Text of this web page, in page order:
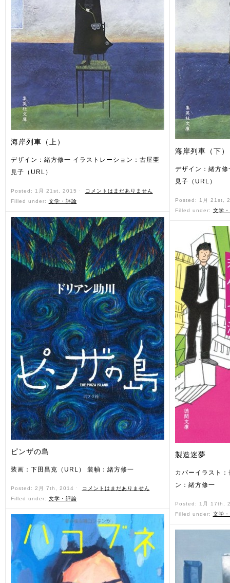
海岸列車（上）
デザイン：緒方修一 イラストレーション：古屋亜
見子（URL）
Posted: 1月 21st, 2015 ˑ
コメントはまだありません
Filled under: 文学・評論
ピンザの島
装画：下田昌克（URL） 装幀：緒方修一
Posted: 2月 7th, 2014 ˑ
コメントはまだありません
Filled under: 文学・評論
海岸列車（下）
デザイン：緒方
見子（URL）
Posted: 1月 21st,
Filled under: 文学
製造迷夢
カバーイラスト
ン：緒方修一
Posted: 1月 17th,
Filled under: 文学